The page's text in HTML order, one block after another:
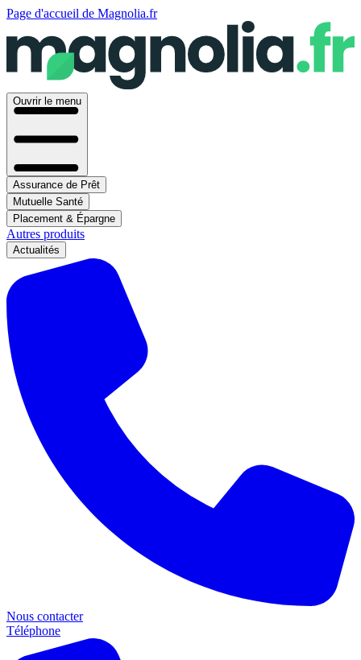
Page d'accueil de Magnolia.fr
Ouvrir le menu
Assurance de Prêt
Mutuelle Santé
Placement & Épargne
Autres produits
Actualités
Nous contacter
Téléphone